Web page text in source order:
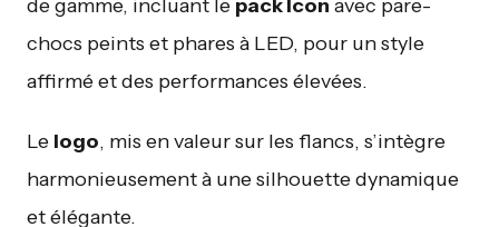
de gamme, incluant le pack Icon avec pare-
chocs peints et phares à LED, pour un style
affirmé et des performances élevées.
Le logo, mis en valeur sur les flancs, s’intègre
harmonieusement à une silhouette dynamique
et élégante.